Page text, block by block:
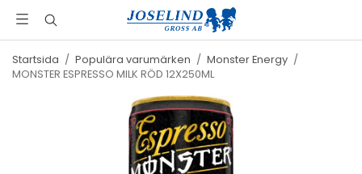
Startsida / Populära varumärken / Monster Energy /
MONSTER ESPRESSO MILK RÖD 12X250ML